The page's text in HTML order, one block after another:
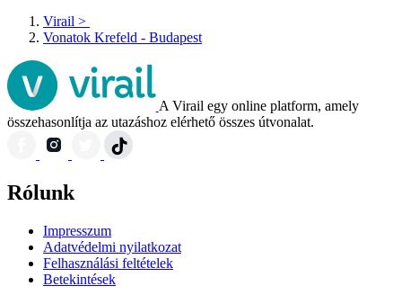
Virail >
Vonatok Krefeld - Budapest
A Virail egy online platform, amely
összehasonlítja az utazáshoz elérhető összes útvonalat.
Rólunk
Impresszum
Adatvédelmi nyilatkozat
Felhasználási feltételek
Betekintések